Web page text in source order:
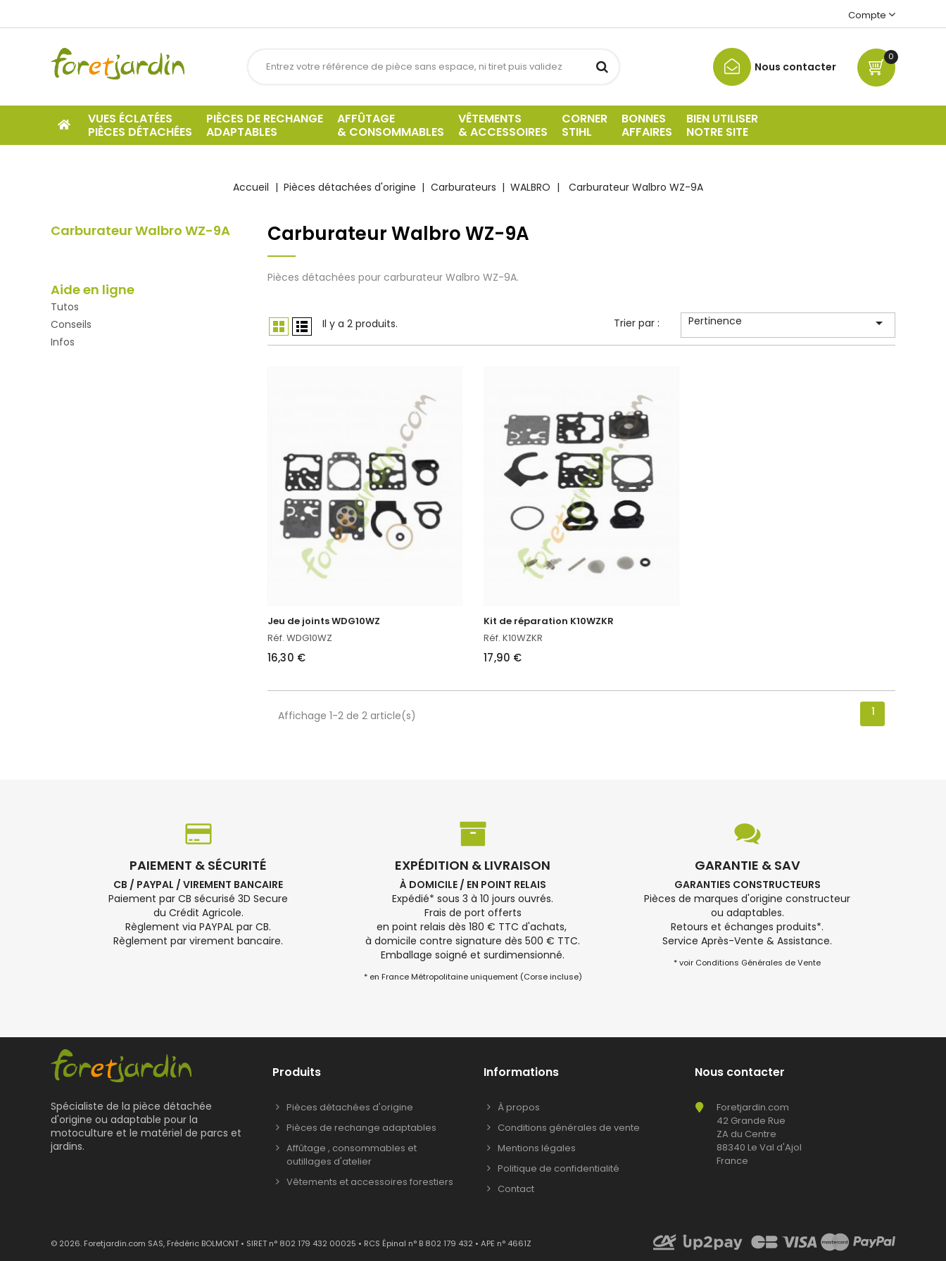
Compte
0
Nous contacter
VUES ÉCLATÉES
PIÈCES DÉTACHÉES
PIÈCES DE RECHANGE
ADAPTABLES
AFFÛTAGE
& CONSOMMABLES
VÊTEMENTS
& ACCESSOIRES
CORNER
STIHL
BONNES
AFFAIRES
BIEN UTILISER
NOTRE SITE
Accueil Pièces détachées d'origine Carburateurs WALBRO Carburateur Walbro WZ-9A
Carburateur Walbro WZ-9A
Aide en ligne
Tutos
Conseils
Infos
Carburateur Walbro WZ-9A
Pièces détachées pour carburateur Walbro WZ-9A.
Il y a 2 produits. Trier par : Pertinence 
Jeu de joints WDG10WZ
Réf. WDG10WZ
16,30 €
Kit de réparation K10WZKR
Réf. K10WZKR
17,90 €
Affichage 1-2 de 2 article(s) 1
PAIEMENT & SÉCURITÉ
CB / PAYPAL / VIREMENT BANCAIRE
Paiement par CB sécurisé 3D Secure
du Crédit Agricole.
Règlement via PAYPAL par CB.
Règlement par virement bancaire.
EXPÉDITION & LIVRAISON
À DOMICILE / EN POINT RELAIS
Expédié* sous 3 à 10 jours ouvrés.
Frais de port offerts
en point relais dès 180 € TTC d'achats,
à domicile contre signature dès 500 € TTC.
Emballage soigné et surdimensionné.
* en France Métropolitaine uniquement (Corse incluse)
GARANTIE & SAV
GARANTIES CONSTRUCTEURS
Pièces de marques d'origine constructeur
ou adaptables.
Retours et échanges produits*.
Service Après-Vente & Assistance.
* voir Conditions Générales de Vente
Spécialiste de la pièce détachée
d'origine ou adaptable pour la
motoculture et le matériel de parcs et
jardins.
Produits
Pièces détachées d'origine
Pièces de rechange adaptables
Affûtage , consommables et
outillages d'atelier
Vêtements et accessoires forestiers
Informations
À propos
Conditions générales de vente
Mentions légales
Politique de confidentialité
Contact
Nous contacter
Foretjardin.com
42 Grande Rue
ZA du Centre
88340 Le Val d'Ajol
France
© 2026. Foretjardin.com SAS, Frédéric BOLMONT • SIRET n° 802 179 432 00025 • RCS Épinal n° B 802 179 432 • APE n° 4661Z